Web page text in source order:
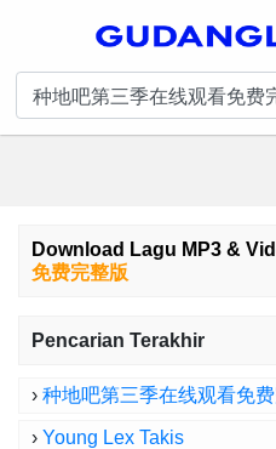
Download Lagu MP3 &
免费完整版
Pencarian Terakhir
› 种地吧第三季在线观看免
› Young Lex Takis